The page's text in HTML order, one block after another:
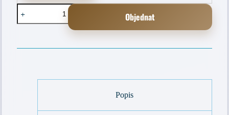
Rekvalifikační
kurz
–
počítače
Objednat
Popis